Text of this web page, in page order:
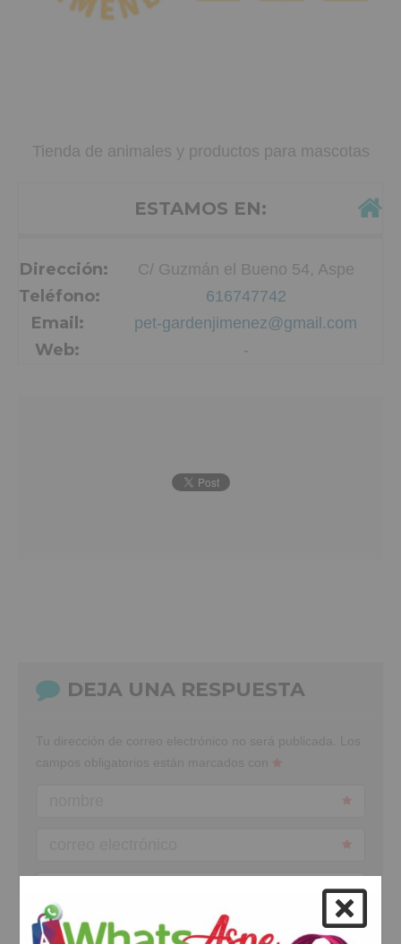
Tienda de animales y productos para mascotas
ESTAMOS EN:
Dirección: C/ Guzmán el Bueno 54, Aspe
Teléfono: 616747742
Email: pet-gardenjimenez@gmail.com
Web: -
DEJA UNA RESPUESTA
comentario *